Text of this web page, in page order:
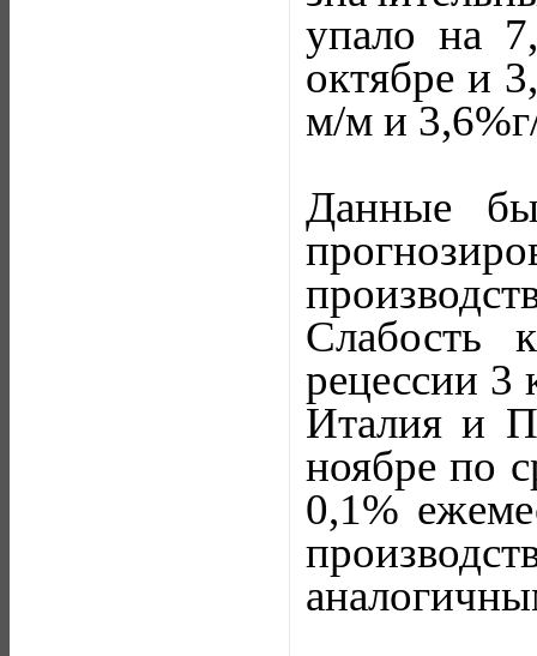
упало на
октябре и
м/м и
Данные
Слабость
рецессии 3
Италия и
ноябре по
0,1%